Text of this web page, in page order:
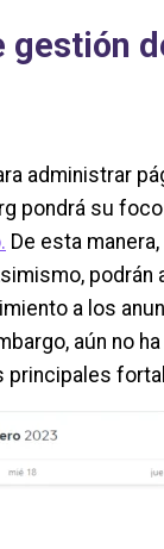
administrar
pondrá su
De esta
a los
aún no